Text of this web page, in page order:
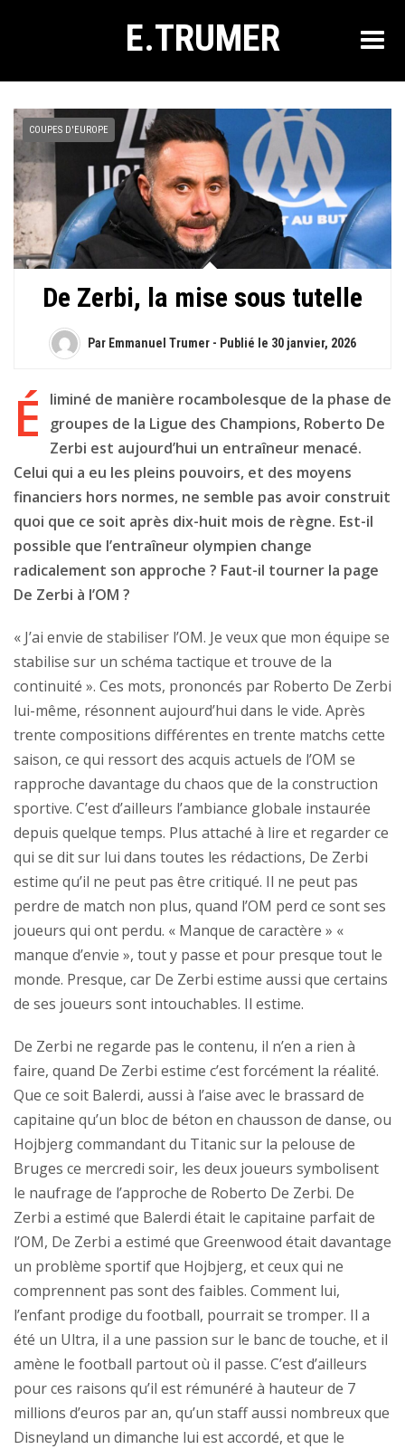
E.TRUMER
COUPES D'EUROPE
De Zerbi, la mise sous tutelle
Par Emmanuel Trumer - Publié le 30 janvier, 2026
É
liminé de manière rocambolesque de la phase de
groupes de la Ligue des Champions, Roberto De
Zerbi est aujourd’hui un entraîneur menacé.
Celui qui a eu les pleins pouvoirs, et des moyens
financiers hors normes, ne semble pas avoir construit
quoi que ce soit après dix-huit mois de règne. Est-il
possible que l’entraîneur olympien change
radicalement son approche ? Faut-il tourner la page
De Zerbi à l’OM ?
« J’ai envie de stabiliser l’OM. Je veux que mon équipe se
stabilise sur un schéma tactique et trouve de la
continuité ». Ces mots, prononcés par Roberto De Zerbi
lui-même, résonnent aujourd’hui dans le vide. Après
trente compositions différentes en trente matchs cette
saison, ce qui ressort des acquis actuels de l’OM se
rapproche davantage du chaos que de la construction
sportive. C’est d’ailleurs l’ambiance globale instaurée
depuis quelque temps. Plus attaché à lire et regarder ce
qui se dit sur lui dans toutes les rédactions, De Zerbi
estime qu’il ne peut pas être critiqué. Il ne peut pas
perdre de match non plus, quand l’OM perd ce sont ses
joueurs qui ont perdu. « Manque de caractère » «
manque d’envie », tout y passe et pour presque tout le
monde. Presque, car De Zerbi estime aussi que certains
de ses joueurs sont intouchables. Il estime.
De Zerbi ne regarde pas le contenu, il n’en a rien à
faire, quand De Zerbi estime c’est forcément la réalité.
Que ce soit Balerdi, aussi à l’aise avec le brassard de
capitaine qu’un bloc de béton en chausson de danse, ou
Hojbjerg commandant du Titanic sur la pelouse de
Bruges ce mercredi soir, les deux joueurs symbolisent
le naufrage de l’approche de Roberto De Zerbi. De
Zerbi a estimé que Balerdi était le capitaine parfait de
l’OM, De Zerbi a estimé que Greenwood était davantage
un problème sportif que Hojbjerg, et ceux qui ne
comprennent pas sont des faibles. Comment lui,
l’enfant prodige du football, pourrait se tromper. Il a
été un Ultra, il a une passion sur le banc de touche, et il
amène le football partout où il passe. C’est d’ailleurs
pour ces raisons qu’il est rémunéré à hauteur de 7
millions d’euros par an, qu’un staff aussi nombreux que
Disneyland un dimanche lui est accordé, et que le